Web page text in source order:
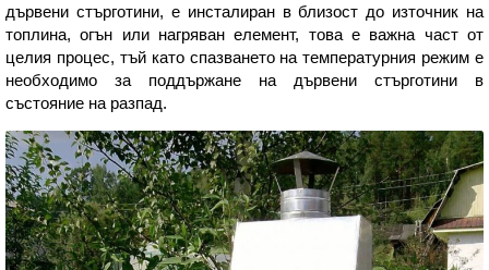
дървени стърготини, е инсталиран в близост до източник на
топлина, огън или нагряван елемент, това е важна част от
целия процес, тъй като спазването на температурния режим е
необходимо за поддържане на дървени стърготини в
състояние на разпад.